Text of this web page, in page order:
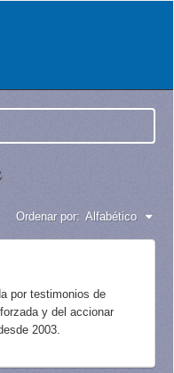
Ordenar por: Alfabético
por testimonios de
y del accionar
2003.